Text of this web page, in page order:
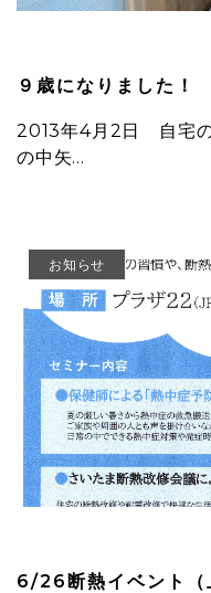
９歳になりました！
2013年4月2日 自宅の
の中矢…
お知らせ
6/26断熱イベント（